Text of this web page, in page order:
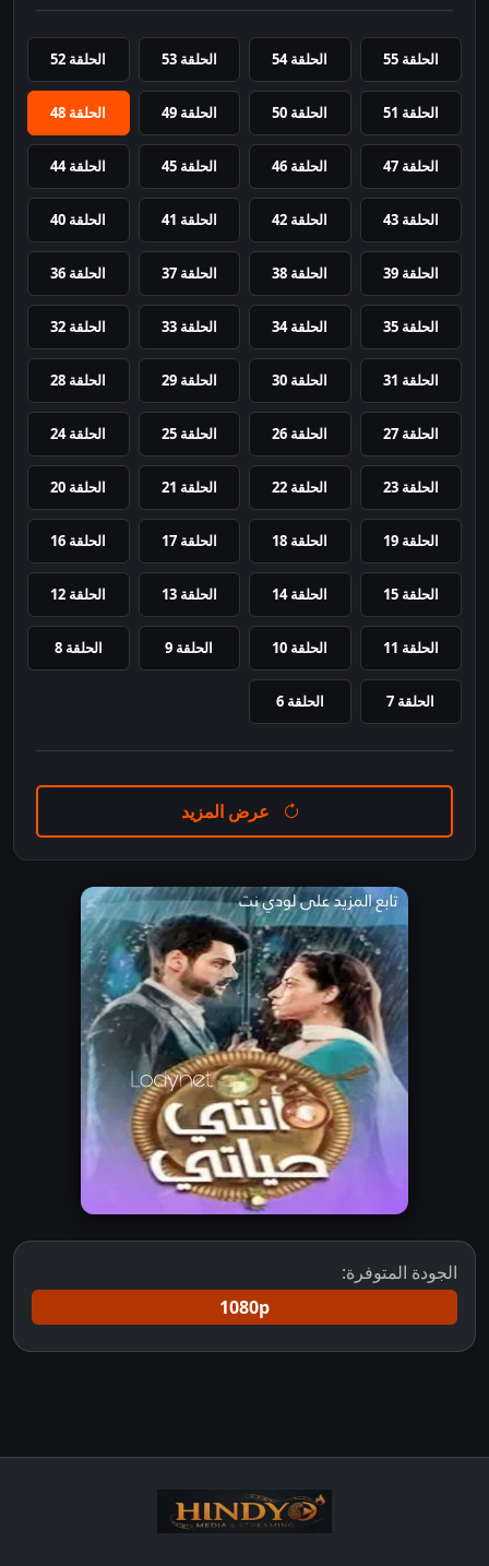
الحلقة 55 الحلقة 54 الحلقة 53 الحلقة 52
الحلقة 51 الحلقة 50 الحلقة 49 الحلقة 48
الحلقة 47 الحلقة 46 الحلقة 45 الحلقة 44
الحلقة 43 الحلقة 42 الحلقة 41 الحلقة 40
الحلقة 39 الحلقة 38 الحلقة 37 الحلقة 36
الحلقة 35 الحلقة 34 الحلقة 33 الحلقة 32
الحلقة 31 الحلقة 30 الحلقة 29 الحلقة 28
الحلقة 27 الحلقة 26 الحلقة 25 الحلقة 24
الحلقة 23 الحلقة 22 الحلقة 21 الحلقة 20
الحلقة 19 الحلقة 18 الحلقة 17 الحلقة 16
الحلقة 15 الحلقة 14 الحلقة 13 الحلقة 12
الحلقة 11 الحلقة 10 الحلقة 9 الحلقة 8
الحلقة 7 الحلقة 6
عرض المزيد
الجودة المتوفرة:
1080p